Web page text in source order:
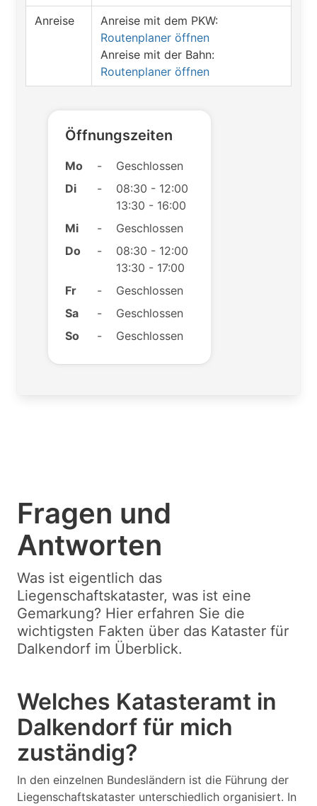
Anreise
Anreise mit dem PKW:
Routenplaner öffnen
Anreise mit der Bahn:
Routenplaner öffnen
Öffnungszeiten
Mo -
Geschlossen
Di
-
08:30 - 12:00
13:30 - 16:00
Mi
-
Geschlossen
Do
-
08:30 - 12:00
13:30 - 17:00
Fr
-
Geschlossen
Sa
-
Geschlossen
So
- Geschlossen
Fragen und
Antworten
Was ist eigentlich das
Liegenschaftskataster, was ist eine
Gemarkung? Hier erfahren Sie die
wichtigsten Fakten über das Kataster für
Dalkendorf im Überblick.
Welches Katasteramt in
Dalkendorf für mich
zuständig?
In den einzelnen Bundesländern ist die Führung der
Liegenschaftskataster unterschiedlich organisiert. In